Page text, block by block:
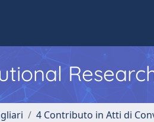
4 Contributo in Atti di